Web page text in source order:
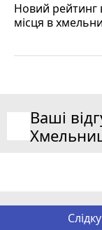
Новий рейтинг
місця в
Ваші